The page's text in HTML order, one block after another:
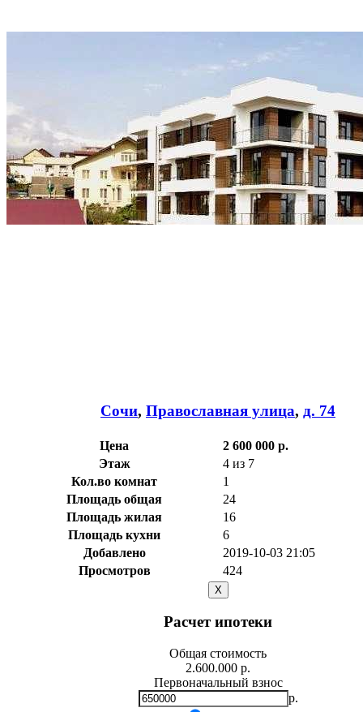
Сочи, Православная улица, д. 74
Цена
2 600 000 р.
Этаж
4 из 7
Кол.во комнат
1
Площадь общая
24
Площадь жилая
16
Площадь кухни
6
Добавлено
2019-10-03 21:05
Просмотров
424
X
Расчет ипотеки
Общая стоимость
2.600.000 р.
Первоначальный взнос
р.